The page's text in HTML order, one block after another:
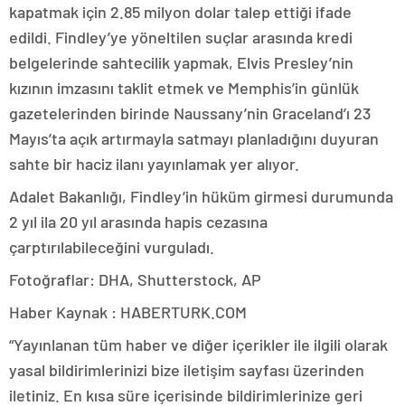
kapatmak için 2.85 milyon dolar talep ettiği ifade
edildi. Findley’ye yöneltilen suçlar arasında kredi
belgelerinde sahtecilik yapmak, Elvis Presley’nin
kızının imzasını taklit etmek ve Memphis’in günlük
gazetelerinden birinde Naussany’nin Graceland’ı 23
Mayıs’ta açık artırmayla satmayı planladığını duyuran
sahte bir haciz ilanı yayınlamak yer alıyor.
Adalet Bakanlığı, Findley’in hüküm girmesi durumunda
2 yıl ila 20 yıl arasında hapis cezasına
çarptırılabileceğini vurguladı.
Fotoğraflar: DHA, Shutterstock, AP
Haber Kaynak : HABERTURK.COM
“Yayınlanan tüm haber ve diğer içerikler ile ilgili olarak
yasal bildirimlerinizi bize iletişim sayfası üzerinden
iletiniz. En kısa süre içerisinde bildirimlerinize geri